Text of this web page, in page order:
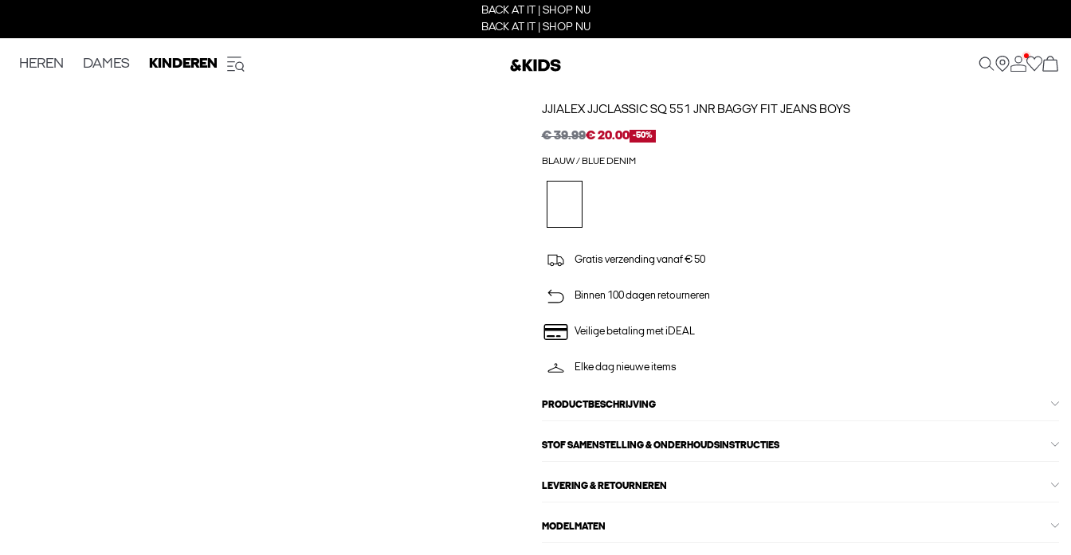
BACK AT IT | SHOP NU
BACK AT IT | SHOP NU
HEREN DAMES KINDEREN
JJIALEX JJCLASSIC SQ 551 JNR BAGGY FIT JEANS BOYS
€ 39.99€ 20.00 -50%
BLAUW / BLUE DENIM
Gratis verzending vanaf € 50
Binnen 100 dagen retourneren
Veilige betaling met iDEAL
Elke dag nieuwe items
PRODUCTBESCHRIJVING
STOF SAMENSTELLING & ONDERHOUDSINSTRUCTIES
LEVERING & RETOURNEREN
MODELMATEN